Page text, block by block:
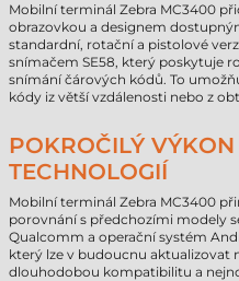
Mobilní terminál Zebra MC3400
obrazovkou a designem
standardní, rotační a pistolové
snímačem SE58, který poskytuje
snímání čárových kódů. To
kódy iz větší vzdálenosti nebo z
POKROČILÝ
TECHNOLOGIÍ
Mobilní terminál Zebra MC3400
porovnání s předchozími modely
Qualcomm a operační systém
který lze v budoucnu aktualizovat
dlouhodobou kompatibilitu a